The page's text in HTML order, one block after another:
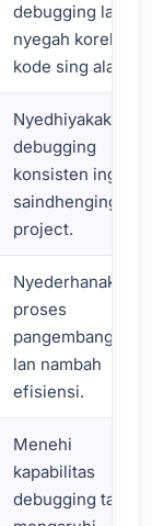
debugging lan
nyegah koreksi
kode sing ala.
Nyedhiyakake
debugging
konsisten ing
saindhenging
project.
Nyederhanakake
proses
pangembangan
lan nambah
efisiensi.
Menehi
kapabilitas
debugging tanpa